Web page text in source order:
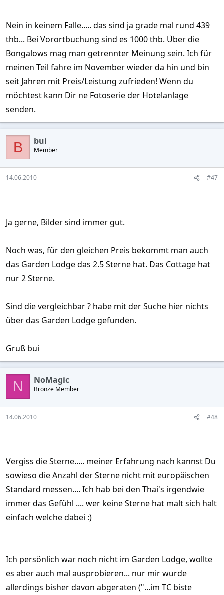
Nein in keinem Falle..... das sind ja grade mal rund 439
thb... Bei Vorortbuchung sind es 1000 thb. Über die
Bongalows mag man getrennter Meinung sein. Ich für
meinen Teil fahre im November wieder da hin und bin
seit Jahren mit Preis/Leistung zufrieden! Wenn du
möchtest kann Dir ne Fotoserie der Hotelanlage
senden.
B bui
Member
14.06.2010 #47
Ja gerne, Bilder sind immer gut.
Noch was, für den gleichen Preis bekommt man auch
das Garden Lodge das 2.5 Sterne hat. Das Cottage hat
nur 2 Sterne.
Sind die vergleichbar ? habe mit der Suche hier nichts
über das Garden Lodge gefunden.
Gruß bui
N NoMagic
Bronze Member
14.06.2010 #48
Vergiss die Sterne..... meiner Erfahrung nach kannst Du
sowieso die Anzahl der Sterne nicht mit europäischen
Standard messen.... Ich hab bei den Thai's irgendwie
immer das Gefühl .... wer keine Sterne hat malt sich halt
einfach welche dabei :)
Ich persönlich war noch nicht im Garden Lodge, wollte
es aber auch mal ausprobieren... nur mir wurde
allerdings bisher davon abgeraten ("...im TC biste